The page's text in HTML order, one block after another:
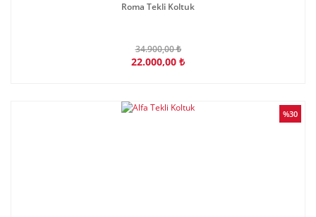
Roma Tekli Koltuk
34.900,00 ₺
22.000,00 ₺
%30